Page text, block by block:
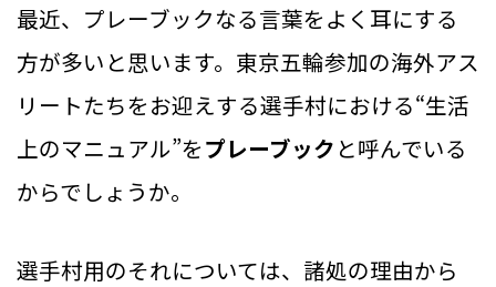
最近、プレーブックなる言葉をよく耳にする
方が多いと思います。東京五輪参加の海外アス
リートたちをお迎えする選手村における“生活
上のマニュアル”をプレーブック と呼んでいる
からでしょうか。
選手村用のそれについては、諸処の理由から